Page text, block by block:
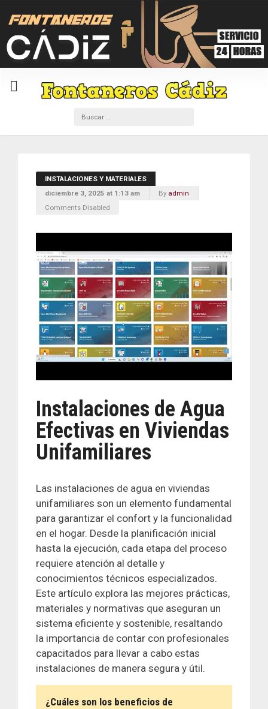
INSTALACIONES Y MATERIALES
diciembre 3, 2025 at 1:13 am
By admin
Comments Disabled
Instalaciones de Agua
Efectivas en Viviendas
Unifamiliares
Las instalaciones de agua en viviendas
unifamiliares son un elemento fundamental
para garantizar el confort y la funcionalidad
en el hogar. Desde la planificación inicial
hasta la ejecución, cada etapa del proceso
requiere atención al detalle y
conocimientos técnicos especializados.
Este artículo explora las mejores prácticas,
materiales y normativas que aseguran un
sistema eficiente y sostenible, resaltando
la importancia de contar con profesionales
capacitados para llevar a cabo estas
instalaciones de manera segura y útil.
¿Cuáles son los beneficios de